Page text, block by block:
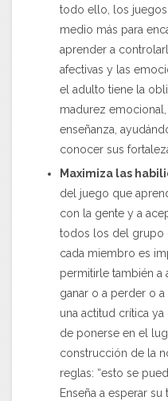
todo ello, los juegos
medio más para
aprender a
afectivas y las
el adulto tiene la
madurez
enseñanza,
conocer sus
Maximiza las
del juego que
con la gente y a
todos los del grupo
cada miembro es
permitirle también a
ganar o a perder o
una actitud crítica
de ponerse en el
construcción de la
reglas: “esto se
Enseña a esperar su